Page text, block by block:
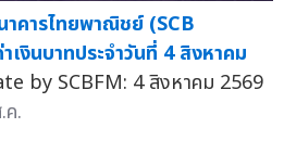
าคารไทยพาณิชย์ (SCB
งินบาทประจำวันที่ 4 สิงหาคม
by SCBFM: 4 สิงหาคม 2569
ค.